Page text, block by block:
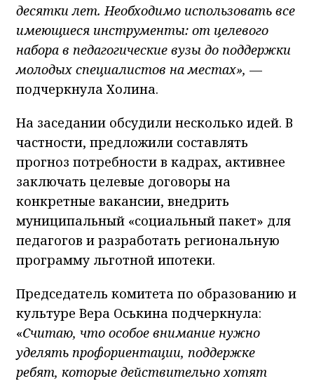
десятки лет. Необходимо использовать все
имеющиеся инструменты: от целевого
набора в педагогические вузы до поддержки
молодых специалистов на местах», —
подчеркнула Холина.
На заседании обсудили несколько идей. В
частности, предложили составлять
прогноз потребности в кадрах, активнее
заключать целевые договоры на
конкретные вакансии, внедрить
муниципальный «социальный пакет» для
педагогов и разработать региональную
программу льготной ипотеки.
Председатель комитета по образованию и
культуре Вера Оськина подчеркнула:
«Считаю, что особое внимание нужно
уделять профориентации, поддержке
ребят, которые действительно хотят